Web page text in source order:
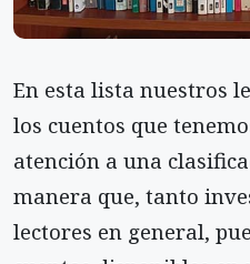
En esta lista nuestros
los cuentos que
atención a una
manera que, tanto
lectores en general,